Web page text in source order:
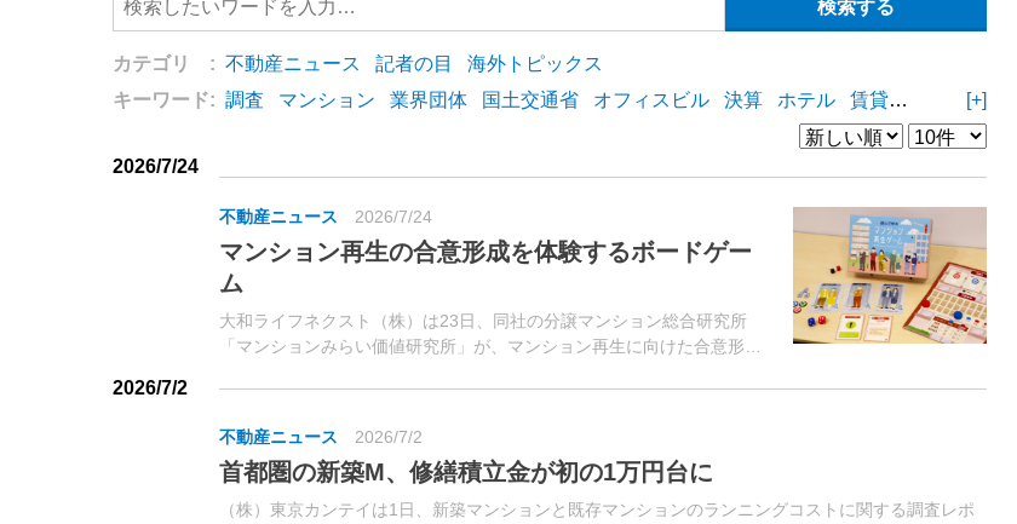
カテゴリ : 不動産ニュース 記者の目
海外トピックス
キーワード: 調査 マンション 業界団体 国土交通省 オフィスビル 決算 ホテル 賃貸住宅 物流施設
[+]
2026/7/24
不動産ニュース 2026/7/24
マンション再生の合意形成を体験するボードゲー
ム
大和ライフネクスト（株）は23日、同社の分譲マンション総合研究所
「マンションみらい価値研究所」が、マンション再生に向けた合意形成
2026/7/2
不動産ニュース 2026/7/2
首都圏の新築M、修繕積立金が初の1万円台に
（株）東京カンテイは1日、新築マンションと既存マンションのランニングコストに関する調査レポ